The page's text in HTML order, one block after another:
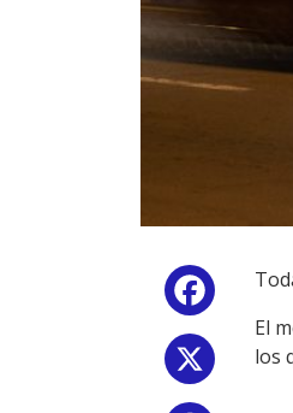
El
los